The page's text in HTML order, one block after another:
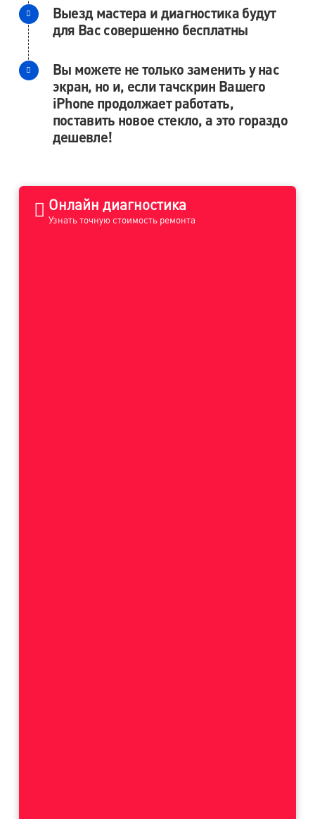
м. Электросила
ул. Решетникова, д.3
Выезд мастера и диагностика будут
для Вас совершенно бесплатны
Вы можете не только заменить у нас
экран, но и, если тачскрин Вашего
iPhone продолжает работать,
поставить новое стекло, а это гораздо
дешевле!
Онлайн диагностика
Узнать точную стоимость ремонта